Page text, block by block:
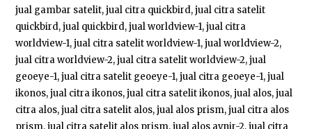
jual gambar satelit, jual citra quickbird, jual citra satelit
quickbird, jual quickbird, jual worldview-1, jual citra
worldview-1, jual citra satelit worldview-1, jual worldview-2,
jual citra worldview-2, jual citra satelit worldview-2, jual
geoeye-1, jual citra satelit geoeye-1, jual citra geoeye-1, jual
ikonos, jual citra ikonos, jual citra satelit ikonos, jual alos, jual
citra alos, jual citra satelit alos, jual alos prism, jual citra alos
prism, jual citra satelit alos prism, jual alos avnir-2, jual citra